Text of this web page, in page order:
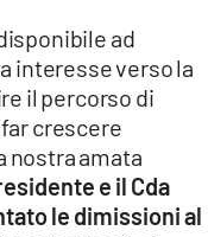
ad
interesse verso la
il percorso di
crescere
nostra amata
e il Cda
le dimissioni al